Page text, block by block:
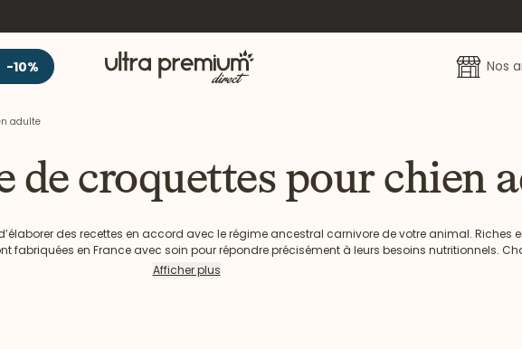
-10% Accueil Nos
adulte
de croquettes pour chien
des recettes en accord avec le régime ancestral carnivore de votre animal. Riches
fabriquées en France avec soin pour répondre précisément à leurs besoins nutritionnels.
sans conservateur alimentaire chimique et sans arômes artificiels, avec des ingrédients de
Afficher plus